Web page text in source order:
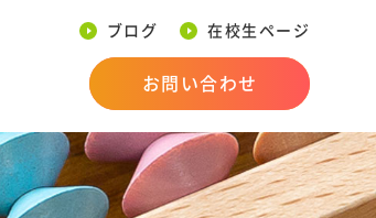
ブログ 在校生ページ
お問い合わせ